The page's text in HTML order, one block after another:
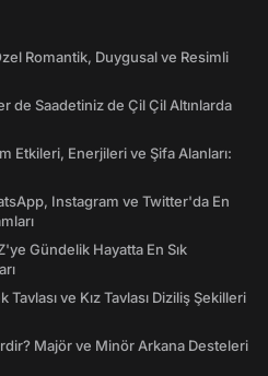
Romantik, Duygusal ve Resimli
de Saadetiniz de Çil Çil Altınlarda
Etkileri, Enerjileri ve Şifa Alanları:
Instagram ve Twitter'da En
Gündelik Hayatta En Sık
Tavlası ve Kız Tavlası Diziliş Şekilleri
Majör ve Minör Arkana Desteleri